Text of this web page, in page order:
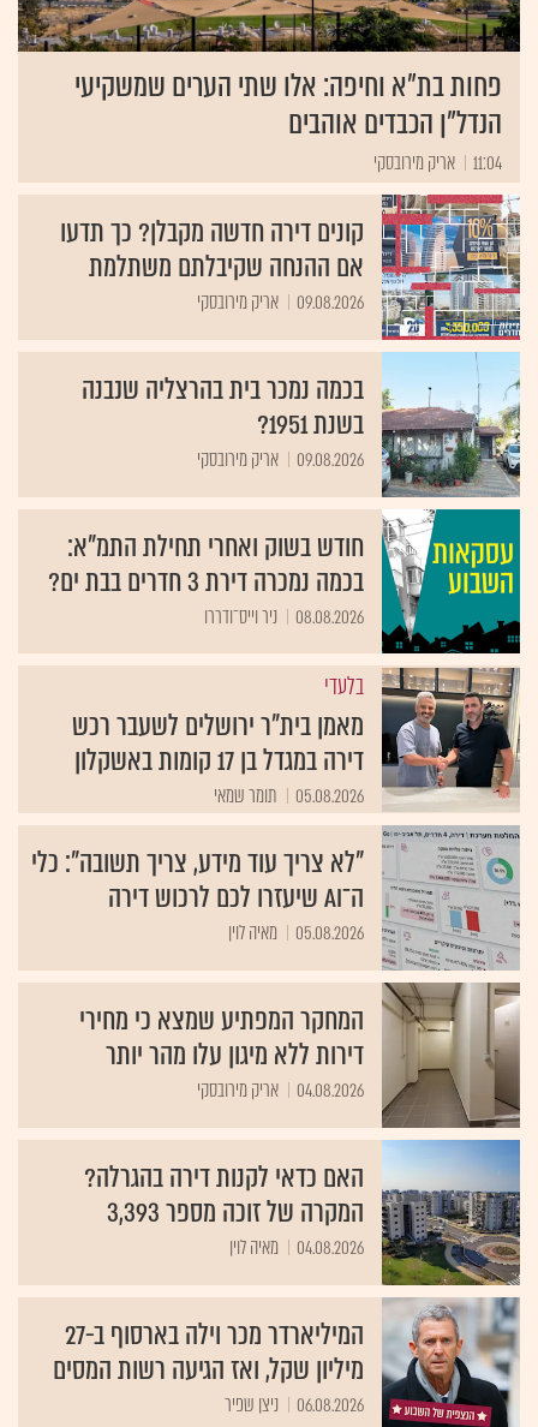
פחות בת"א וחיפה: אלו שתי הערים שמשקיעי
הנדל"ן הכבדים אוהבים
11:04 אריק מירובסקי
קונים דירה חדשה מקבלן? כך תדעו
אם ההנחה שקיבלתם משתלמת
09.08.2026 אריק מירובסקי
בכמה נמכר בית בהרצליה שנבנה
בשנת 1951?
09.08.2026 אריק מירובסקי
חודש בשוק ואחרי תחילת התמ"א:
בכמה נמכרה דירת 3 חדרים בבת ים?
08.08.2026 ניר וייס־ודררו
בלעדי
מאמן בית"ר ירושלים לשעבר רכש
דירה במגדל בן 17 קומות באשקלון
05.08.2026 תומר שמאי
"לא צריך עוד מידע, צריך תשובה": כלי
ה־AI שיעזרו לכם לרכוש דירה
05.08.2026 מאיה לוין
המחקר המפתיע שמצא כי מחירי
דירות ללא מיגון עלו מהר יותר
04.08.2026 אריק מירובסקי
האם כדאי לקנות דירה בהגרלה?
המקרה של זוכה מספר 3,393
04.08.2026 מאיה לוין
המיליארדר מכר וילה בארסוף ב-27
מיליון שקל, ואז הגיעה רשות המסים
06.08.2026 ניצן שפיר